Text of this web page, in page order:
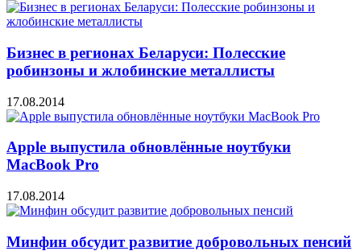
Бизнес в регионах Беларуси: Полесские
робинзоны и жлобинские металлисты
17.08.2014
Apple выпустила обновлённые ноутбуки
MacBook Pro
17.08.2014
Минфин обсудит развитие добровольных пенсий